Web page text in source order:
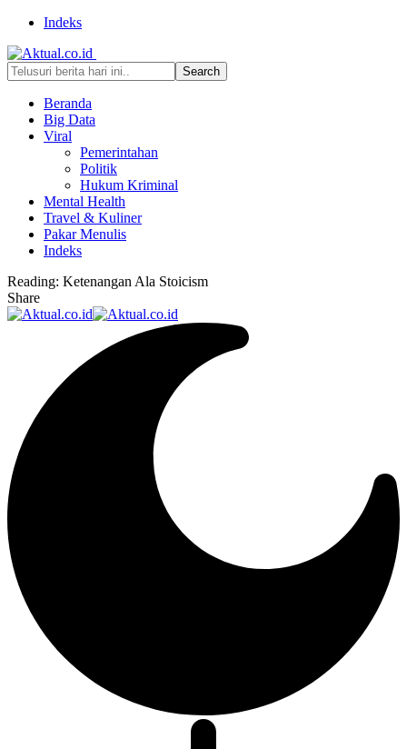
Indeks
Beranda
Big Data
Viral
Pemerintahan
Politik
Hukum Kriminal
Mental Health
Travel & Kuliner
Pakar Menulis
Indeks
Reading: Ketenangan Ala Stoicism
Share